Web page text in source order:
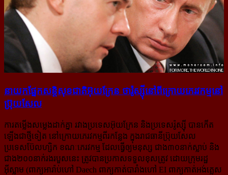
នាយក​ផ្នែក​សន្តិសុខ​ជាតិ​អ៊ុយក្រែន ថា​រ៉ូស្ស៊ី​នៅ​ពី​ក្រោយ​ភេរវកម្ម​នៅ​
ប្រ៊ុយសែល
ការតម្លើងសម្លេងដាក់គ្នា រវាងប្រទេសអ៊ុយក្រែន និងប្រទេសរ៉ូស្ស៊ី បានកើត
ឡើងជាថ្មីទៀត នៅក្រោយ​ភេរវកម្ម​ពីរកន្លែង ក្នុងរាជធានីប្រ៊ុយសែល
ប្រទេសប៊ែលហ្សិក ខណៈភេរវកម្ម ដែលធ្វើឲ្យមនុស្ស ជាង៣០នាក់ស្លាប់ និង​
ជាង២០០នាក់រងរបួសនេះ ត្រូវបានប្រកាសទទួលខុសត្រូវ ដោយក្រុមរដ្ឋ
អ៊ីស្លាម (ពាក្យអារ៉ាប់ហៅ Daech ពាក្យ​​កាត់​​​បារាំង​​ហៅ EI ពាក្យ​កាត់​អង់គ្លេស​